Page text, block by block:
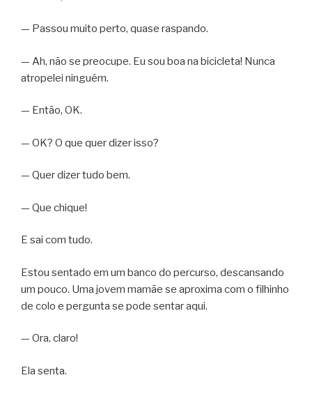
— Passou muito perto, quase raspando.
— Ah, não se preocupe. Eu sou boa na bicicleta! Nunca
atropelei ninguém.
— Então, OK.
— OK? O que quer dizer isso?
— Quer dizer tudo bem.
— Que chique!
E sai com tudo.
Estou sentado em um banco do percurso, descansando
um pouco. Uma jovem mamãe se aproxima com o filhinho
de colo e pergunta se pode sentar aqui.
— Ora, claro!
Ela senta.